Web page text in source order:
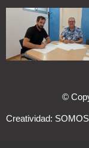
©
Creatividad: